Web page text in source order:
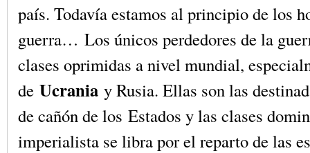
país. Todavía estamos al principio de los
guerra… Los únicos perdedores de la
clases oprimidas a nivel mundial,
de Ucrania y Rusia. Ellas son las
de cañón de los Estados y las clases
imperialista se libra por el reparto de las